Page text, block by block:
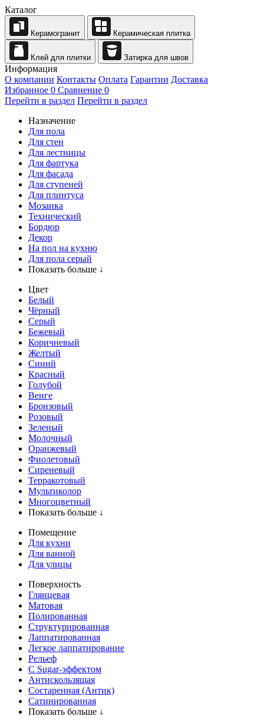
Каталог
Керамогранит Керамическая плитка
Клей для плитки Затирка для швов
Информация
О компании Контакты Оплата Гарантии Доставка
Избранное 0 Сравнение 0
Перейти в раздел Перейти в раздел
Назначение
Для пола
Для стен
Для лестницы
Для фартука
Для фасада
Для ступеней
Для плинтуса
Мозаика
Технический
Бордюр
Декор
На пол на кухню
Для пола серый
Показать больше ↓
Цвет
Белый
Чёрный
Серый
Бежевый
Коричневый
Желтый
Синий
Красный
Голубой
Венге
Бронзовый
Розовый
Зеленый
Молочный
Оранжевый
Фиолетовый
Сиреневый
Терракотовый
Мультиколор
Многоцветный
Показать больше ↓
Помещение
Для кухни
Для ванной
Для улицы
Поверхность
Глянцевая
Матовая
Полированная
Структурированная
Лаппатированная
Легкое лаппатирование
Рельеф
С Sugar-эффектом
Антискользящая
Состаренная (Антик)
Сатинированная
Показать больше ↓